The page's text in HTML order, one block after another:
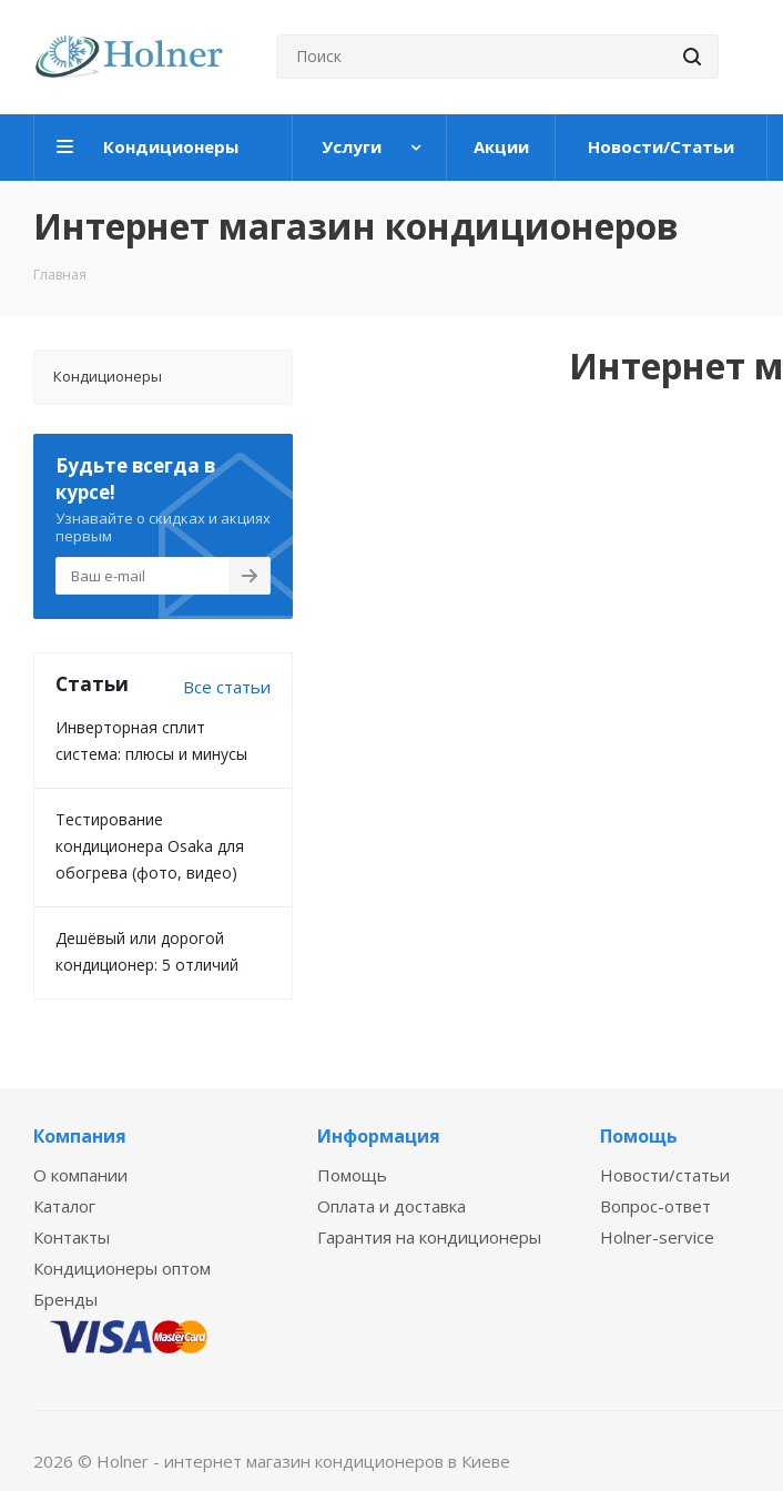
Кондиционеры Услуги Акции Новости/Статьи
Интернет магазин кондиционеров
Главная
Интернет
Кондиционеры
Будьте всегда в
курсе!
Узнавайте о скидках и акциях
первым
Статьи Все статьи
Инверторная сплит
система: плюсы и минусы
Тестирование
кондиционера Osaka для
обогрева (фото, видео)
Дешёвый или дорогой
кондиционер: 5 отличий
Компания
О компании
Каталог
Контакты
Кондиционеры оптом
Бренды
Информация
Помощь
Оплата и доставка
Гарантия на кондиционеры
Помощь
Новости/статьи
Вопрос-ответ
Holner-service
2026 © Holner - интернет магазин кондиционеров в Киеве